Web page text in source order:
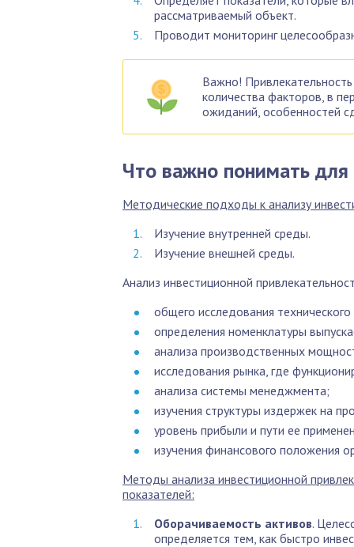
рассматриваемый объект.
Проводит мониторинг
Важно!
количества факторов, в
ожиданий, особенностей
Что важно понимать для
Методические подходы к анализу
Изучение внутренней среды.
Изучение внешней среды.
Анализ инвестиционной
общего исследования
определения номенклатуры
анализа производственных
исследования рынка, где
анализа системы менеджмента;
изучения структуры издержек на
уровень прибыли и пути ее
изучения финансового положения
Методы анализа инвестиционной
показателей:
Оборачиваемость активов.
определяется тем, как быстро